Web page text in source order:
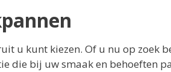
u kunt kiezen. Of u nu op zoek
die bij uw smaak en behoeften